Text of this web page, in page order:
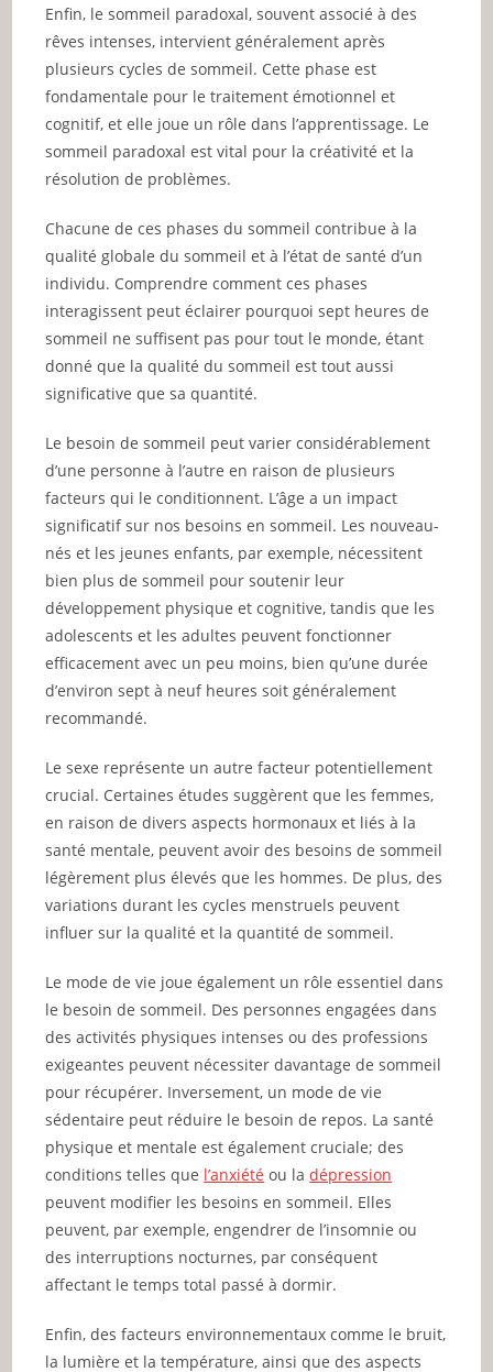
Enfin, le sommeil paradoxal, souvent associé à des
rêves intenses, intervient généralement après
plusieurs cycles de sommeil. Cette phase est
fondamentale pour le traitement émotionnel et
cognitif, et elle joue un rôle dans l’apprentissage. Le
sommeil paradoxal est vital pour la créativité et la
résolution de problèmes.
Chacune de ces phases du sommeil contribue à la
qualité globale du sommeil et à l’état de santé d’un
individu. Comprendre comment ces phases
interagissent peut éclairer pourquoi sept heures de
sommeil ne suffisent pas pour tout le monde, étant
donné que la qualité du sommeil est tout aussi
significative que sa quantité.
Le besoin de sommeil peut varier considérablement
d’une personne à l’autre en raison de plusieurs
facteurs qui le conditionnent. L’âge a un impact
significatif sur nos besoins en sommeil. Les nouveau-
nés et les jeunes enfants, par exemple, nécessitent
bien plus de sommeil pour soutenir leur
développement physique et cognitive, tandis que les
adolescents et les adultes peuvent fonctionner
efficacement avec un peu moins, bien qu’une durée
d’environ sept à neuf heures soit généralement
recommandé.
Le sexe représente un autre facteur potentiellement
crucial. Certaines études suggèrent que les femmes,
en raison de divers aspects hormonaux et liés à la
santé mentale, peuvent avoir des besoins de sommeil
légèrement plus élevés que les hommes. De plus, des
variations durant les cycles menstruels peuvent
influer sur la qualité et la quantité de sommeil.
Le mode de vie joue également un rôle essentiel dans
le besoin de sommeil. Des personnes engagées dans
des activités physiques intenses ou des professions
exigeantes peuvent nécessiter davantage de sommeil
pour récupérer. Inversement, un mode de vie
sédentaire peut réduire le besoin de repos. La santé
physique et mentale est également cruciale; des
conditions telles que l’anxiété ou ladépression
peuvent modifier les besoins en sommeil. Elles
peuvent, par exemple, engendrer de l’insomnie ou
des interruptions nocturnes, par conséquent
affectant le temps total passé à dormir.
Enfin, des facteurs environnementaux comme le bruit,
la lumière et la température, ainsi que des aspects